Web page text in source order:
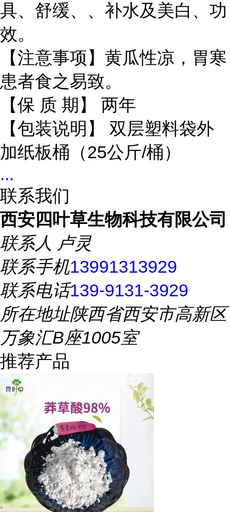
具、舒缓、、补水及美白、功
效。
【注意事项】黄瓜性凉，胃寒
患者食之易致。
【保 质 期】 两年
【包装说明】 双层塑料袋外
加纸板桶（25公斤/桶）
...
联系我们
西安四叶草生物科技有限公司
联系人 卢灵
联系手机13991313929
联系电话139-9131-3929
所在地址陕西省西安市高新区
万象汇B座1005室
推荐产品